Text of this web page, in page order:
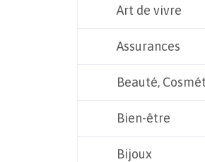
Art de vivre
Assurances
Beauté,
Bien-être
Bijoux